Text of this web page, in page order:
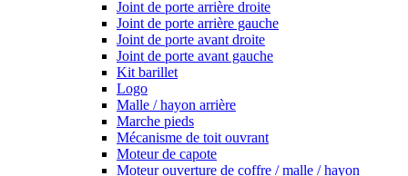
Joint de porte arrière droite
Joint de porte arrière gauche
Joint de porte avant droite
Joint de porte avant gauche
Kit barillet
Logo
Malle / hayon arrière
Marche pieds
Mécanisme de toit ouvrant
Moteur de capote
Moteur ouverture de coffre / malle / hayon